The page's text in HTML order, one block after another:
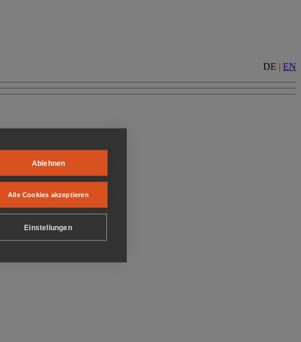
DE | EN
Ablehnen
Alle Cookies akzeptieren
Einstellungen